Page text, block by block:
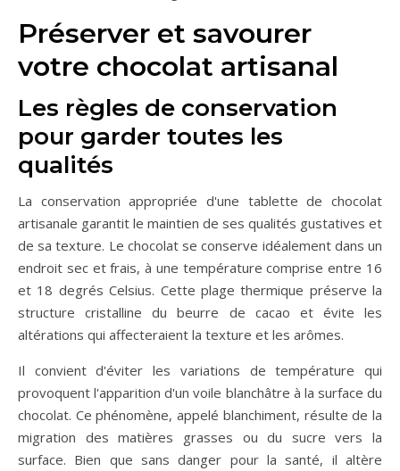
Préserver et savourer
votre chocolat artisanal
Les règles de conservation
pour garder toutes les
qualités
La conservation appropriée d'une tablette de chocolat
artisanale garantit le maintien de ses qualités gustatives et
de sa texture. Le chocolat se conserve idéalement dans un
endroit sec et frais, à une température comprise entre 16
et 18 degrés Celsius. Cette plage thermique préserve la
structure cristalline du beurre de cacao et évite les
altérations qui affecteraient la texture et les arômes.
Il convient d'éviter les variations de température qui
provoquent l'apparition d'un voile blanchâtre à la surface du
chocolat. Ce phénomène, appelé blanchiment, résulte de la
migration des matières grasses ou du sucre vers la
surface. Bien que sans danger pour la santé, il altère